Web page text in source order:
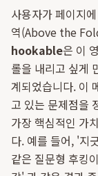
사용자가 페이지
역(Above the
hookable은 이
롤을 내리고 싶게
계되었습니다. 이
고 있는 문제점을
가장 핵심적인 가
다. 예를 들어, '지
같은 질문형 후킹